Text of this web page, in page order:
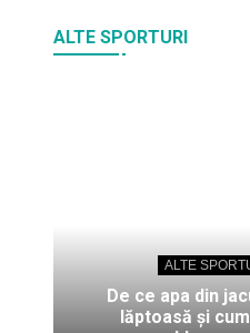
ALTE SPORTURI
ALTE
De ce apa din
lăptoasă și